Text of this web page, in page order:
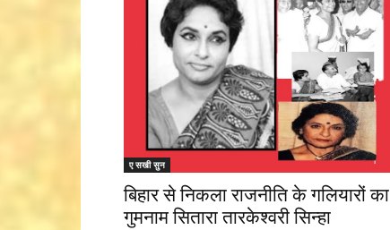
ए सखी सुन
बिहार से निकला राजनीति के गलियारों का
गुमनाम सितारा तारकेश्वरी सिन्हा